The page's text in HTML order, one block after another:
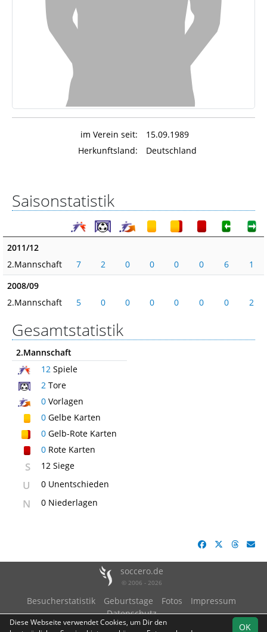
im Verein seit:
15.09.1989
Herkunftsland:
Deutschland
Saisonstatistik
2011/12
2.Mannschaft
7 2 0 0 0 0 6
1
2008/09
2.Mannschaft
5 0 0 0 0 0 0 2
Gesamtstatistik
2.Mannschaft
12 Spiele
2 Tore
0 Vorlagen
0 Gelbe Karten
0 Gelb-Rote Karten
0 Rote Karten
S 12 Siege
U 0 Unentschieden
N 0 Niederlagen
soccero.de
© 2006 - 2026
Besucherstatistik Geburtstage Fotos
Impressum
Datenschutz
OK
Diese Webseite verwendet Cookies, um Dir den